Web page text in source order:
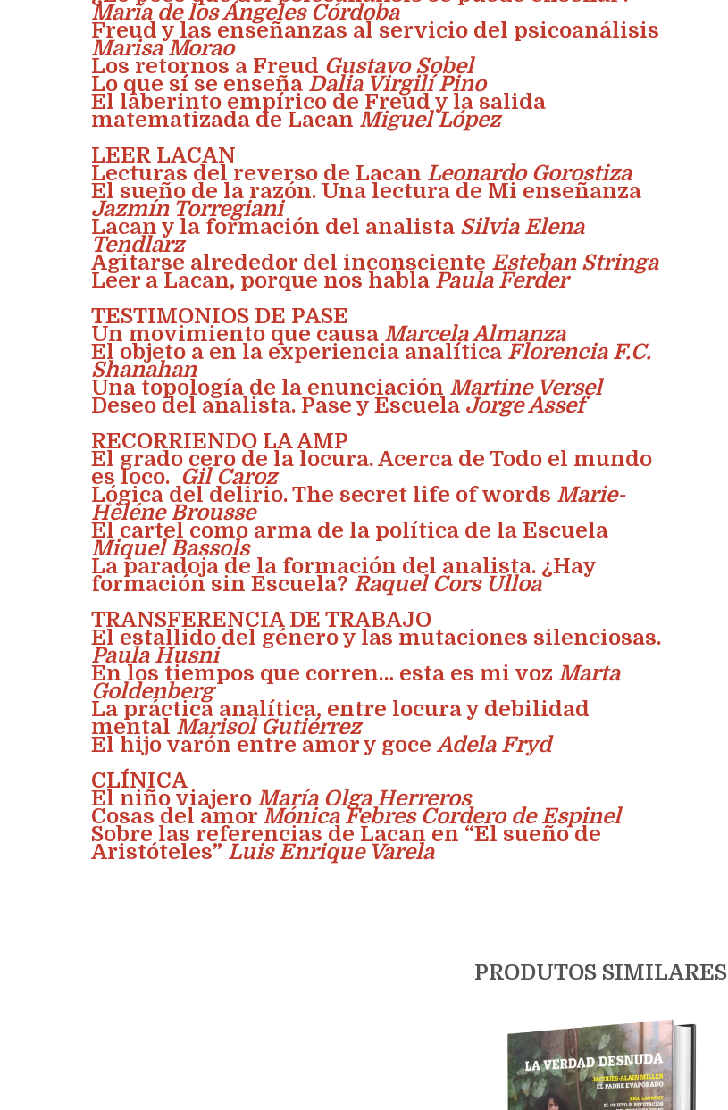
María de los Ángeles Córdoba
Freud y las enseñanzas al servicio del psicoanálisis
Marisa Morao
Los retornos a Freud Gustavo Sobel
Lo que sí se enseña Dalia Virgilí Pino
El laberinto empírico de Freud y la salida
matematizada de Lacan Miguel López
LEER LACAN
Lecturas del reverso de Lacan Leonardo Gorostiza
El sueño de la razón. Una lectura de Mi enseñanza
Jazmín Torregiani
Lacan y la formación del analista Silvia Elena
Tendlarz
Agitarse alrededor del inconsciente Esteban Stringa
Leer a Lacan, porque nos habla Paula Ferder
TESTIMONIOS DE PASE
Un movimiento que causa Marcela Almanza
El objeto a en la experiencia analítica Florencia F.C.
Shanahan
Una topología de la enunciación Martine Versel
Deseo del analista. Pase y Escuela Jorge Assef
RECORRIENDO LA AMP
El grado cero de la locura. Acerca de Todo el mundo
es loco. Gil Caroz
Lógica del delirio. The secret life of words Marie-
Hèléne Brousse
El cartel como arma de la política de la Escuela
Miquel Bassols
La paradoja de la formación del analista. ¿Hay
formación sin Escuela? Raquel Cors Ulloa
TRANSFERENCIA DE TRABAJO
El estallido del género y las mutaciones silenciosas.
Paula Husni
En los tiempos que corren… esta es mi voz Marta
Goldenberg
La práctica analítica, entre locura y debilidad
mental Marisol Gutiérrez
El hijo varón entre amor y goceAdela Fryd
CLÍNICA
El niño viajero María Olga Herreros
Cosas del amor Mónica Febres Cordero de Espinel
Sobre las referencias de Lacan en “El sueño de
Aristóteles” Luis Enrique Varela
PRODUTOS SIMILARES